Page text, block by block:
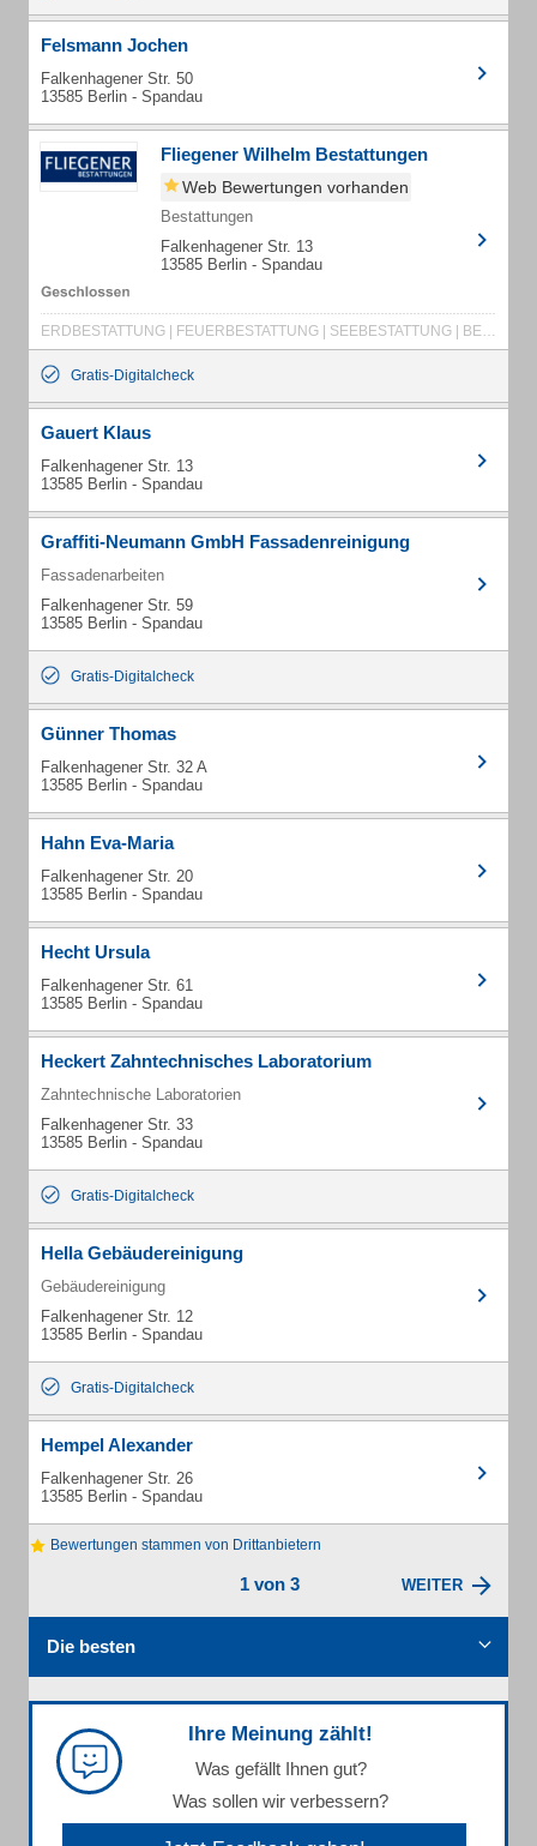
Felsmann Jochen
Falkenhagener Str. 50
13585 Berlin - Spandau
Fliegener Wilhelm Bestattungen
Web Bewertungen vorhanden
Bestattungen
Falkenhagener Str. 13
13585 Berlin - Spandau
ERDBESTATTUNG | FEUERBESTATTUNG | SEEBESTATTUNG | BESTATTUNGSVORSORGE | BESTATTER
Gratis-Digitalcheck
Gauert Klaus
Falkenhagener Str. 13
13585 Berlin - Spandau
Graffiti-Neumann GmbH Fassadenreinigung
Fassadenarbeiten
Falkenhagener Str. 59
13585 Berlin - Spandau
Gratis-Digitalcheck
Günner Thomas
Falkenhagener Str. 32 A
13585 Berlin - Spandau
Hahn Eva-Maria
Falkenhagener Str. 20
13585 Berlin - Spandau
Hecht Ursula
Falkenhagener Str. 61
13585 Berlin - Spandau
Heckert Zahntechnisches Laboratorium
Zahntechnische Laboratorien
Falkenhagener Str. 33
13585 Berlin - Spandau
Gratis-Digitalcheck
Hella Gebäudereinigung
Gebäudereinigung
Falkenhagener Str. 12
13585 Berlin - Spandau
Gratis-Digitalcheck
Hempel Alexander
Falkenhagener Str. 26
13585 Berlin - Spandau
Bewertungen stammen von Drittanbietern
1 von 3 WEITER
Die besten
Ihre Meinung zählt!
Was gefällt Ihnen gut?
Was sollen wir verbessern?